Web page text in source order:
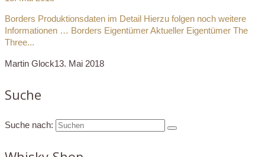
Borders Produktionsdaten im Detail Hierzu folgen noch weitere
Informationen … Borders Eigentümer Aktueller Eigentümer The
Three...
Martin Glock13. Mai 2018
Suche
Suche nach: